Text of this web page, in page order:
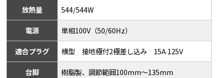
放熱量 544/544W
電源 単相100V（50/60Hz）
適合プラグ 横型 接地極付2極差し込み 15A 125V
台脚 樹脂製、調節範囲100mm～135mm